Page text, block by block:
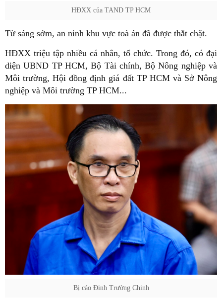
HĐXX của TAND TP HCM
Từ sáng sớm, an ninh khu vực toà án đã được thắt chặt.
HĐXX triệu tập nhiều cá nhân, tổ chức. Trong đó, có đại
diện UBND TP HCM, Bộ Tài chính, Bộ Nông nghiệp và
Môi trường, Hội đồng định giá đất TP HCM và Sở Nông
nghiệp và Môi trường TP HCM...
Bị cáo Đinh Trường Chinh